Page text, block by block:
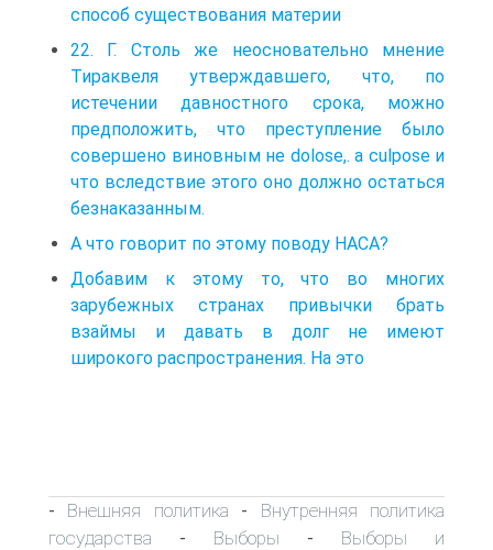
способ существования материи
22. Г. Столь же неосновательно мнение
Тираквеля утверждавшего, что, по
истечении давностного срока, можно
предположить, что преступление было
совершено виновным не dolose,. а culpose и
что вследствие этого оно должно остаться
безнаказанным.
А что говорит по этому поводу НАСА?
Добавим к этому то, что во многих
зарубежных странах привычки брать
взаймы и давать в долг не имеют
широкого распространения. На это
- Внешняя политика - Внутренняя политика
государства - Выборы - Выборы и